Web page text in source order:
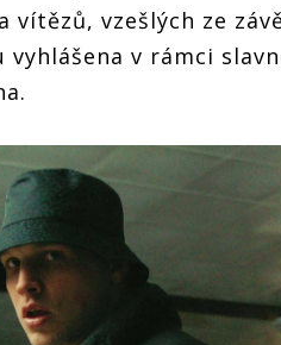
vítězů, vzešlých ze
vyhlášena v rámci